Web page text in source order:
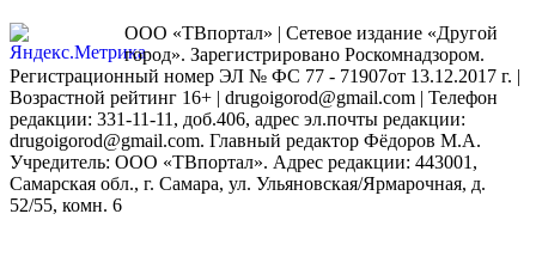
ООО «ТВпортал» | Сетевое издание «Другой
город». Зарегистрировано Роскомнадзором.
Регистрационный номер ЭЛ № ФС 77 - 71907от 13.12.2017 г. |
Возрастной рейтинг 16+ | drugoigorod@gmail.com | Телефон
редакции: 331-11-11, доб.406, адрес эл.почты редакции:
drugoigorod@gmail.com. Главный редактор Фёдоров М.А.
Учредитель: ООО «ТВпортал». Адрес редакции: 443001,
Самарская обл., г. Самара, ул. Ульяновская/Ярмарочная, д.
52/55, комн. 6